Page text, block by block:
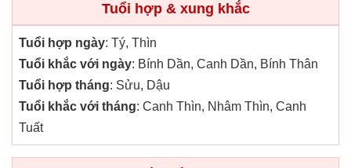
Tuổi hợp & xung khắc
Tuổi hợp ngày: Tý, Thìn
Tuổi khắc với ngày: Bính Dần, Canh Dần, Bính Thân
Tuổi hợp tháng: Sửu, Dậu
Tuổi khắc với tháng: Canh Thìn, Nhâm Thìn, Canh
Tuất